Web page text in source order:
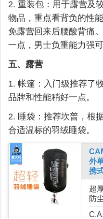
2. 重装包：用于露营及
物品，重点看背负的性
免露营回来后腰酸背痛
一点，男士负重能力强可
五、露营
1. 帐篷：入门级推荐了
品牌和性能稍好一点。
2. 睡袋：推荐坎普，根
合适温标的羽绒睡袋。
外
携
超
防